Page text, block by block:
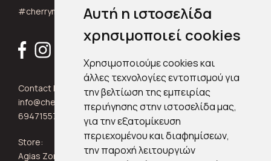
Αυτή η ιστοσελίδα
χρησιμοποιεί cookies
Χρησιμοποιούμε cookies και
άλλες τεχνολογίες εντοπισμού για
την βελτίωση της εμπειρίας
περιήγησης στην ιστοσελίδα μας,
για την εξατομίκευση
περιεχομένου και διαφημίσεων,
την παροχή λειτουργιών
#cherrymuse_wear
Contact Info:
info@cherrymuse.com
6947155705
Store:
Agias Zonis 24, Kypseli 11361